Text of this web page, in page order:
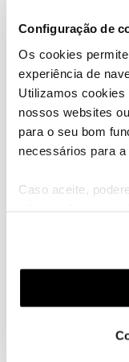
Configuração de
Os cookies
experiência de
Utilizamos cookies
nossos websites
para o seu bom
necessários para
Caso aceite,
funcionalidades
funcionalidade) e
(cookies de
utilização dos
Descubra as
Hall of
17 soluções